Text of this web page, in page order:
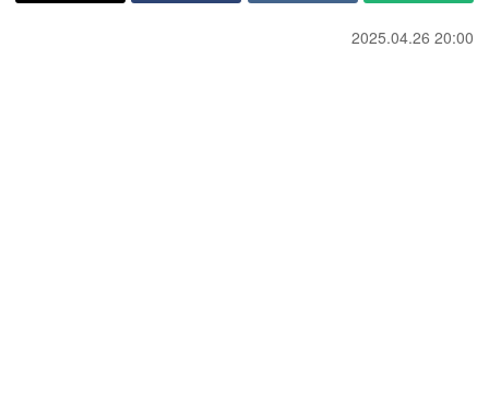
2025.04.26 20:00